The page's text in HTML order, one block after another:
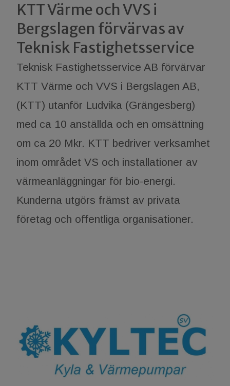
KTT Värme och VVS i
Bergslagen förvärvas av
Teknisk Fastighetsservice
Teknisk Fastighetsservice AB förvärvar
KTT Värme och VVS i Bergslagen AB,
(KTT) utanför Ludvika (Grängesberg)
med ca 10 anställda och en omsättning
om ca 20 Mkr. KTT bedriver verksamhet
inom området VS och installationer av
värmeanläggningar för bio-energi.
Kunderna utgörs främst av privata
företag och offentliga organisationer.